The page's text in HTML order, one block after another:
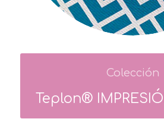
Colección
Teplon®